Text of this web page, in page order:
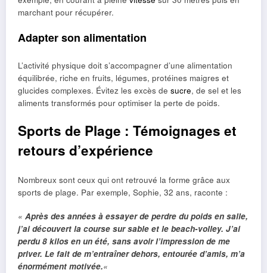
marchant pour récupérer.
Adapter son alimentation
L’activité physique doit s’accompagner d’une alimentation
équilibrée, riche en fruits, légumes, protéines maigres et
glucides complexes. Évitez les excès de sucre, de sel et les
aliments transformés pour optimiser la perte de poids.
Sports de Plage : Témoignages et
retours d’expérience
Nombreux sont ceux qui ont retrouvé la forme grâce aux
sports de plage. Par exemple, Sophie, 32 ans, raconte :
« Après des années à essayer de perdre du poids en salle,
j’ai découvert la course sur sable et le beach-volley. J’ai
perdu 8 kilos en un été, sans avoir l’impression de me
priver. Le fait de m’entraîner dehors, entourée d’amis, m’a
énormément motivée.«